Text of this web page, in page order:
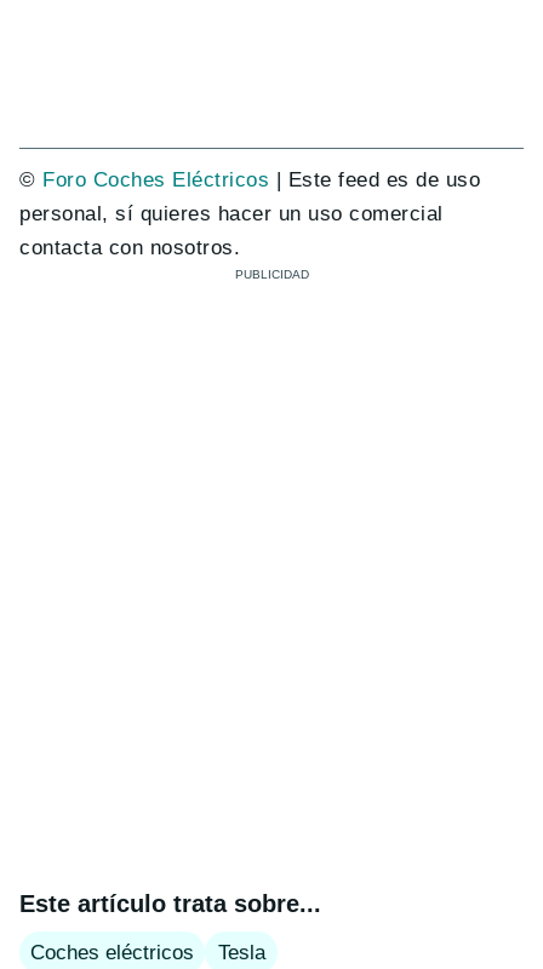
© Foro Coches Eléctricos | Este feed es de uso
personal, sí quieres hacer un uso comercial
contacta con nosotros.
Este artículo trata sobre...
Coches eléctricos Tesla